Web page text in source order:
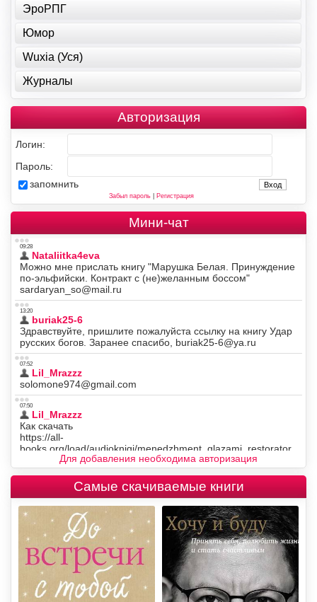
ЭроРПГ
Юмор
Wuxia (Уся)
Журналы
Авторизация
Логин:
Пароль:
запомнить
Забыл пароль| Регистрация
Мини-чат
Для добавления необходима авторизация
Самые скачиваемые книги